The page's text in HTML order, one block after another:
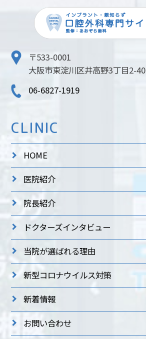
CLINIC
HOME
医院紹介
院長紹介
ドクターズインタビュー
当院が選ばれる理由
新型コロナウイルス対策
新着情報
お問い合わせ
〒533-0001
大阪市東淀川区井高野3丁目2-40
06-6827-1919